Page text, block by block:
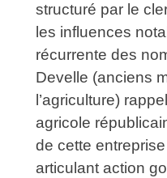
structuré par le
les influences
récurrente des
Develle (anciens
l’agriculture)
agricole
de cette
articulant action